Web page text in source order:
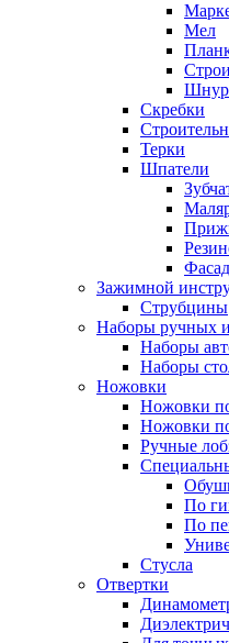
Мел
Скребки
Терки
Шпатели
Зажимной
Струбцины
Наборы ручных
Наборы
Наборы
Ножовки
Ножовки
Ножовки
Ручные
По
По
Стусла
Отвертки